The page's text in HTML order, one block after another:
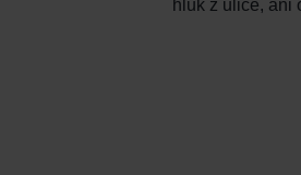
hluk z ulice, ani